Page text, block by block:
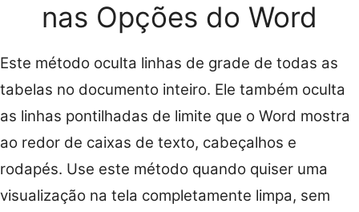
nas Opções do Word
Este método oculta linhas de grade de todas as
tabelas no documento inteiro. Ele também oculta
as linhas pontilhadas de limite que o Word mostra
ao redor de caixas de texto, cabeçalhos e
rodapés. Use este método quando quiser uma
visualização na tela completamente limpa, sem